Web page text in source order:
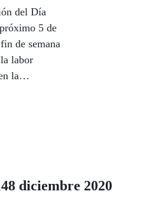
del Día
5 de
de semana
labor
la
los
diciembre 2020